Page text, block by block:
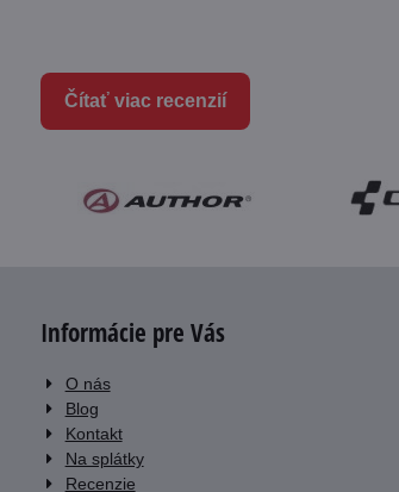
Čítať viac recenzií
Informácie pre Vás
O nás
Blog
Kontakt
Na splátky
Recenzie